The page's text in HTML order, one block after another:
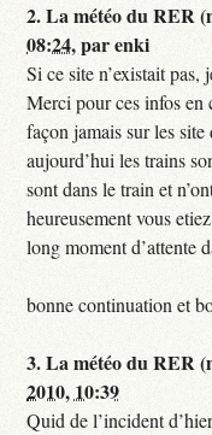
2.La météo du RER
08:24,parenki
Si ce site n’existait pas,
Merci pour ces infos en
façon jamais sur les
aujourd’hui les trains
sont dans le train et
heureusement vous
long moment d’attente
bonne continuation et
3.La météo du RER
2010, 10:39
Quid de l’incident